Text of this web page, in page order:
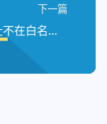
下一篇
浙里办真机调试方法,解决跳转地址不在白名单中问题